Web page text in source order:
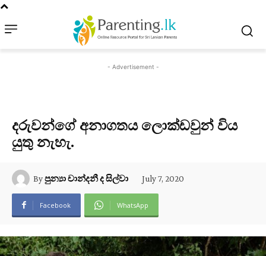
- Advertisement -
දරුවන්ගේ අනාගතය ලොක්ඩවුන් විය
යුතු නැහැ.
Byපුන්‍යා චාන්දනී ද සිල්වා July 7, 2020
Facebook WhatsApp